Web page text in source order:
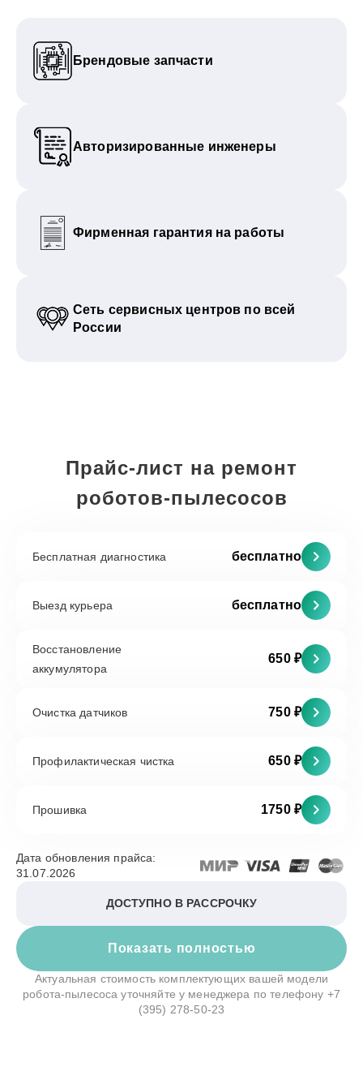
Брендовые запчасти
Авторизированные инженеры
Фирменная гарантия на работы
Сеть сервисных центров по всей
России
Прайс-лист на ремонт
роботов-пылесосов
Бесплатная диагностика бесплатно
Выезд курьера бесплатно
Восстановление
аккумулятора
650 ₽
Очистка датчиков 750 ₽
Профилактическая чистка 650 ₽
Прошивка 1750 ₽
Показать полностью
Дата обновления прайса:
31.07.2026
ДОСТУПНО В РАССРОЧКУ
Актуальная стоимость комплектующих вашей модели
робота-пылесоса уточняйте у менеджера по телефону +7
(395) 278-50-23